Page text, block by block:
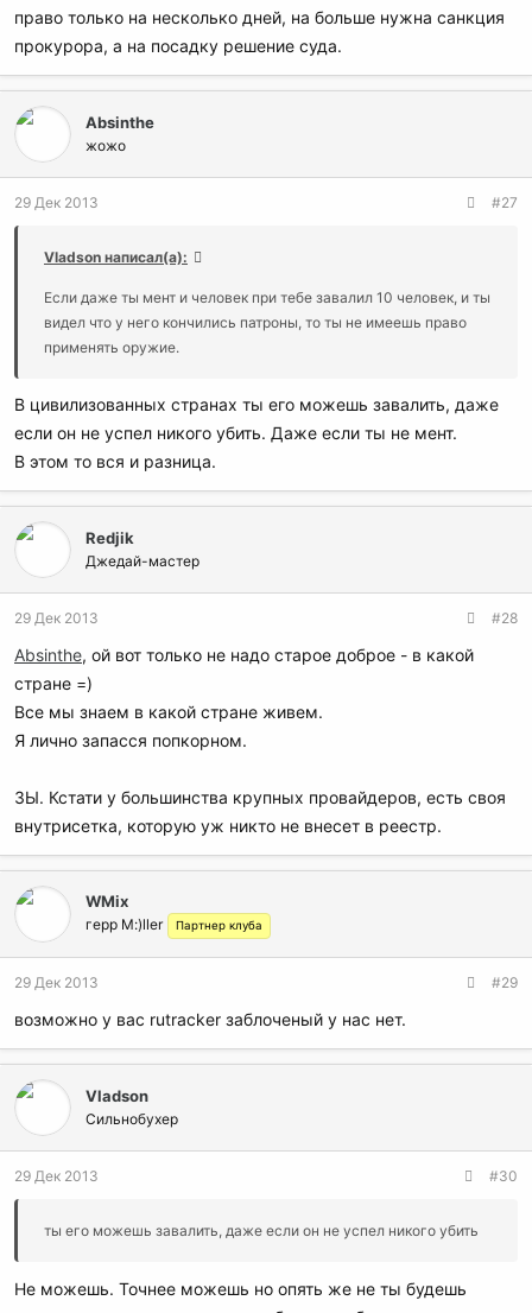
право только на несколько дней, на больше нужна санкция
прокурора, а на посадку решение суда.
Absinthe
жожо
29 Дек 2013 #27
Vladson написал(а):
Если даже ты мент и человек при тебе завалил 10 человек, и ты
видел что у него кончились патроны, то ты не имеешь право
применять оружие.
В цивилизованных странах ты его можешь завалить, даже
если он не успел никого убить. Даже если ты не мент.
В этом то вся и разница.
Redjik
Джедай-мастер
29 Дек 2013 #28
Absinthe, ой вот только не надо старое доброе - в какой
стране =)
Все мы знаем в какой стране живем.
Я лично запасся попкорном.
ЗЫ. Кстати у большинства крупных провайдеров, есть своя
внутрисетка, которую уж никто не внесет в реестр.
WMix
герр M:)ller Партнер клуба
29 Дек 2013 #29
возможно у вас rutracker заблоченый у нас нет.
Vladson
Сильнобухер
29 Дек 2013 #30
ты его можешь завалить, даже если он не успел никого убить
Не можешь. Точнее можешь но опять же не ты будешь